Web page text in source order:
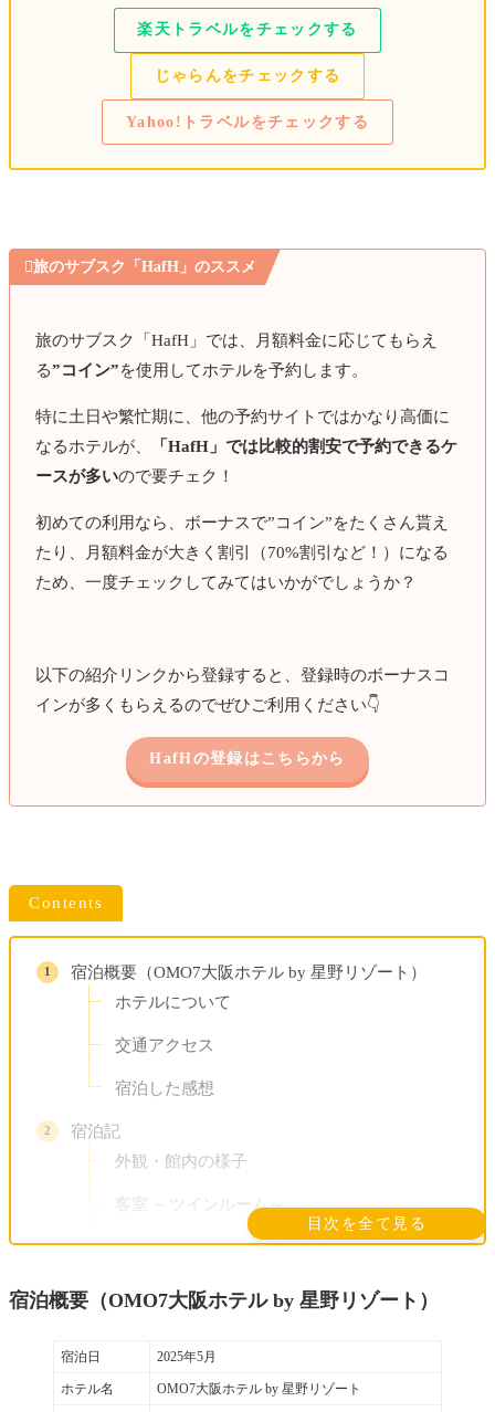
れたパビリオン＆グルメまとめ｜
待ち時間・所要時間・感想をネタ
バレなしで徹底比較！
2025年の大阪・関西万博を2日間かけてし
っかり楽しんできました！ 今回は、実際に
私たちが回ったパビリオン＆レストランの
合わせて読みたい
ケット購入・便利ワザ・回り方を
2025年の話題といえばやっぱり【大阪・関
博。ついに先日、2日間かけてしっかり楽
楽天トラベルをチェックする
じゃらんをチェックする
Yahoo!トラベルをチェックする
旅のサブスク「HafH」のススメ
旅のサブスク「HafH」では、月額料金に応じてもらえ
る”コイン”を使用してホテルを予約します。
特に土日や繁忙期に、他の予約サイトではかなり高価に
なるホテルが、
「HafH」では比較的割安で予約できるケ
ースが多いので要チェク！
初めての利用なら、ボーナスで”コイン”をたくさん貰え
たり、月額料金が大きく割引（70%割引など！）になる
ため、一度チェックしてみてはいかがでしょうか？
以下の紹介リンクから登録すると、登録時のボーナスコ
インが多くもらえるのでぜひご利用ください👇️
HafHの登録はこちらから
Contents
目次を全て見る
宿泊概要（OMO7大阪ホテル by 星野リゾート）
ホテルについて
交通アクセス
宿泊した感想
宿泊記
外観・館内の様子
客室 ～ツインルーム～
館内サービス＆アクティビティ
「湯上りご近所スタンド」
ガーデンエリア「みやぐりん」
自分で荷物を出し入れできる無料ロッカ
宿泊概要（OMO7大阪ホテル by 星野リゾート）
宿泊日 2025年5月
ホテル名 OMO7大阪ホテル by 星野リゾート